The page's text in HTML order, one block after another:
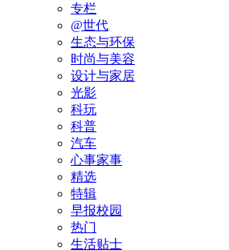
专栏
@世代
生态与环保
时尚与美容
设计与家居
光影
科玩
科普
汽车
心事家事
精选
特辑
早报校园
热门
生活贴士